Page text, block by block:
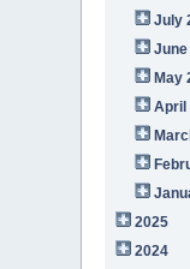
July
June
May
April
2025
2024